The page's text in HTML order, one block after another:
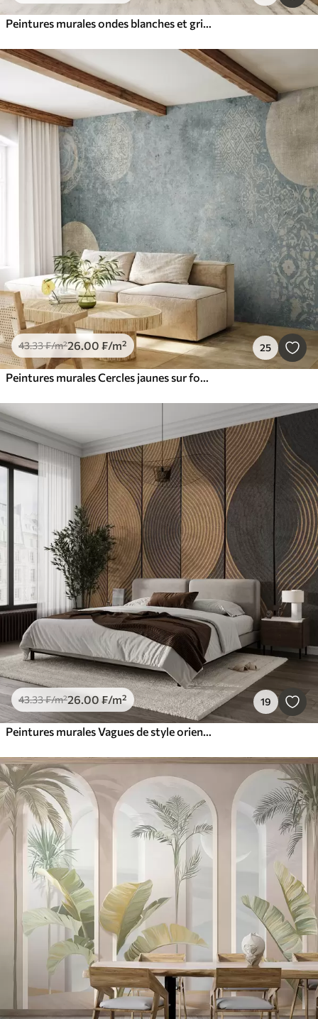
Peintures murales ondes blanches et grises en 3D
43.33₣/m²26.00 ₣/m² 25
Peintures murales Cercles jaunes sur fond vieilli
43.33₣/m²26.00 ₣/m² 19
Peintures murales Vagues de style oriental